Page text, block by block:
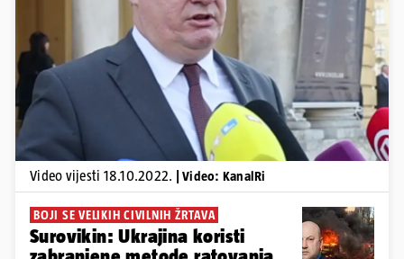
Pokretanje videa...
Video vijesti 18.10.2022. | Video: KanalRi
BOJI SE VELIKIH CIVILNIH ŽRTAVA
Surovikin: Ukrajina koristi